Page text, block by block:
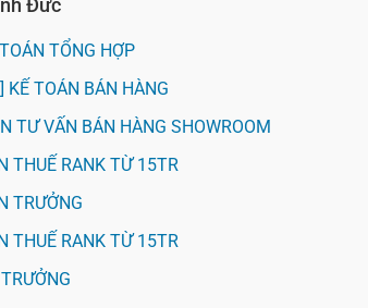
Đức
TỔNG HỢP
KẾ TOÁN BÁN HÀNG
TƯ VẤN BÁN HÀNG SHOWROOM
THUẾ RANK TỪ 15TR
TRƯỞNG
THUẾ RANK TỪ 15TR